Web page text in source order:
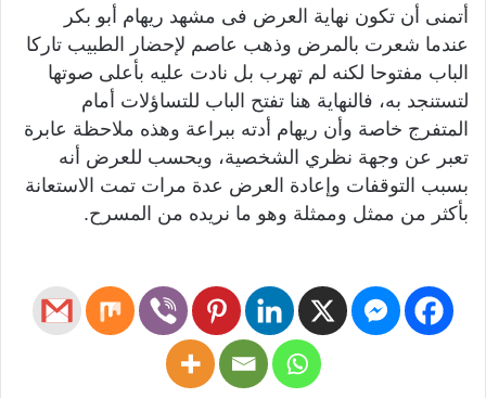
أتمنى أن تكون نهاية العرض فى مشهد ريهام أبو بكر
عندما شعرت بالمرض وذهب عاصم لإحضار الطبيب تاركا
الباب مفتوحا لكنه لم تهرب بل نادت عليه بأعلى صوتها
لتستنجد به، فالنهاية هنا تفتح الباب للتساؤلات أمام
المتفرج خاصة وأن ريهام أدته ببراعة وهذه ملاحظة عابرة
تعبر عن وجهة نظري الشخصية، ويحسب للعرض أنه
بسبب التوقفات وإعادة العرض عدة مرات تمت الاستعانة
بأكثر من ممثل وممثلة وهو ما نريده من المسرح.